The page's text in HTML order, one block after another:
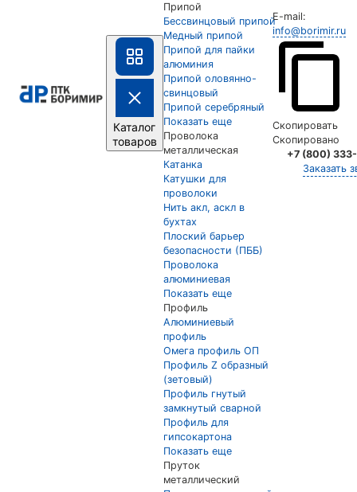
Каталог
товаров
Припой
Бессвинцовый припой
Медный припой
Припой для пайки
алюминия
Припой оловянно-
свинцовый
Припой серебряный
Показать еще
Проволока
металлическая
Катанка
Катушки для
проволоки
Нить акл, аскл в
бухтах
Плоский барьер
безопасности (ПББ)
Проволока
алюминиевая
Показать еще
Профиль
Алюминиевый
профиль
Омега профиль ОП
Профиль Z образный
(зетовый)
Профиль гнутый
замкнутый сварной
Профиль для
гипсокартона
Показать еще
Пруток
металлический
E-mail:
info@borimir.ru
Скопировать
Скопировано
+7 (800)
Заказать